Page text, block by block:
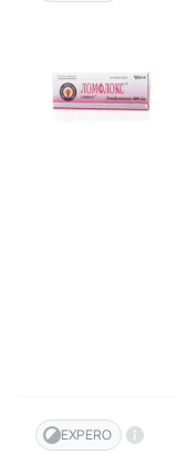
EXPERO